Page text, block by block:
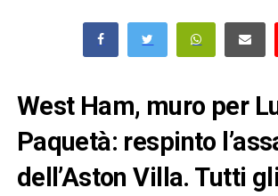
West Ham, muro per
Paquetà: respinto
dell’Aston Villa. Tutti gli